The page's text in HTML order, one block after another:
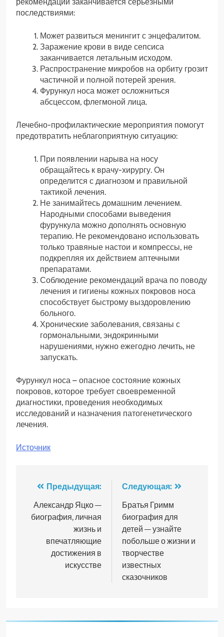
последствиями:
Может развиться менингит с энцефалитом.
Заражение крови в виде сепсиса
заканчивается летальным исходом.
Распространение микробов на орбиту грозит
частичной и полной потерей зрения.
Фурункул носа может осложниться
абсцессом, флегмоной лица.
Лечебно-профилактические мероприятия помогут
предотвратить неблагоприятную ситуацию:
При появлении нарыва на носу
обращайтесь к врачу-хирургу. Он
определится с диагнозом и правильной
тактикой лечения.
Не занимайтесь домашним лечением.
Народными способами выведения
фурункула можно дополнять основную
терапию. Не рекомендовано использовать
только травяные настои и компрессы, не
подкрепляя их действием аптечными
препаратами.
Соблюдение рекомендаций врача по поводу
лечения и гигиены кожных покровов носа
способствует быстрому выздоровлению
больного.
Хронические заболевания, связаны с
гормональными, эндокринными
нарушениями, нужно ежегодно лечить, не
запускать.
Фурункул носа – опасное состояние кожных
покровов, которое требует своевременной
диагностики, проведения необходимых
исследований и назначения патогенетического
лечения.
Источник
Навигация
по
записям
Предыдущая:
Александр Яцко —
биография, личная
жизнь и
впечатляющие
достижения в
искусстве
Следующая:
Братья Гримм
биография для
детей — узнайте
побольше о жизни и
творчестве
известных
сказочников